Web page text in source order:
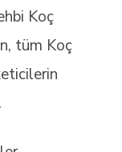
Koç
tüm Koç